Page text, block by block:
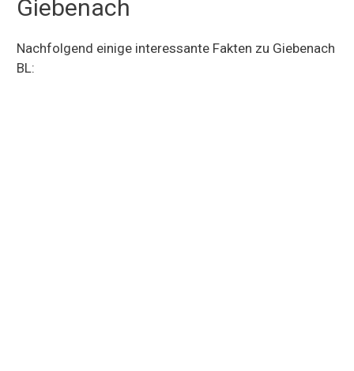
Giebenach
Nachfolgend einige interessante Fakten zu Giebenach
BL: